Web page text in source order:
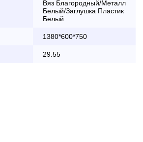
Вяз Благородный/Металл
Белый/Заглушка Пластик
Белый
1380*600*750
29.55
2 000 руб.
области с 8:30 до 18:00